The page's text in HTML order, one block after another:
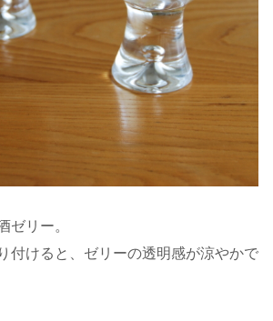
ゼリー。
付けると、ゼリーの透明感が涼やかで